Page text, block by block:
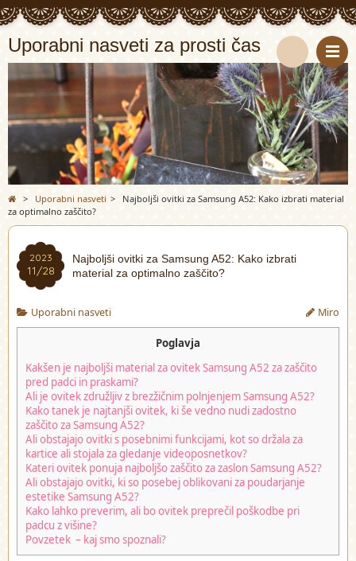
Uporabni nasveti za prosti čas
S
e
a
r
> Uporabni nasveti >
Najboljši ovitki za Samsung A52: Kako izbrati material
za optimalno zaščito?
2023
11/28
Najboljši ovitki za Samsung A52: Kako izbrati
material za optimalno zaščito?
Uporabni nasveti Miro
Poglavja
Kakšen je najboljši material za ovitek Samsung A52 za zaščito
pred padci in praskami?
Ali je ovitek združljiv z brezžičnim polnjenjem Samsung A52?
Kako tanek je najtanjši ovitek, ki še vedno nudi zadostno
zaščito za Samsung A52?
Ali obstajajo ovitki s posebnimi funkcijami, kot so držala za
kartice ali stojala za gledanje videoposnetkov?
Kateri ovitek ponuja najboljšo zaščito za zaslon Samsung A52?
Ali obstajajo ovitki, ki so posebej oblikovani za poudarjanje
estetike Samsung A52?
Kako lahko preverim, ali bo ovitek preprečil poškodbe pri
padcu z višine?
Povzetek – kaj smo spoznali?